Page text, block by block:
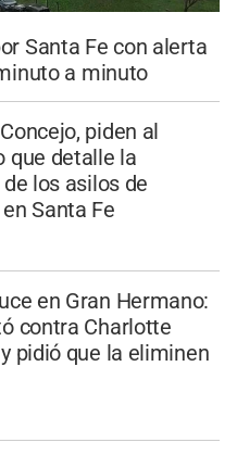
Santa Fe con alerta
a minuto
piden al
que detalle la
los asilos de
Santa Fe
en Gran Hermano:
contra Charlotte
pidió que la eliminen